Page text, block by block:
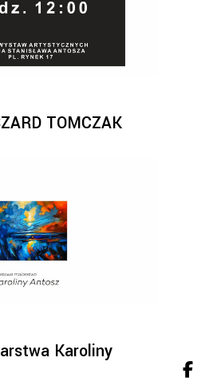
TOMCZAK
Karoliny